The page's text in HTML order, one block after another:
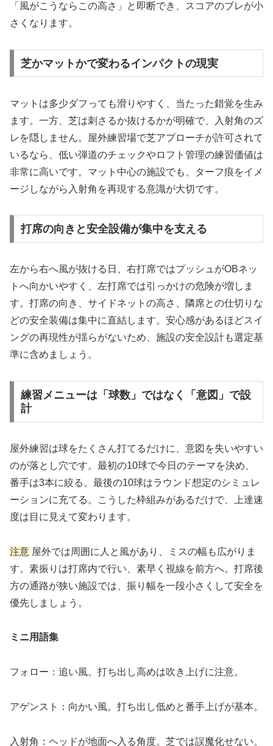
「風がこうならこの高さ」と即断でき、スコアのブレが小
さくなります。
芝かマットかで変わるインパクトの現実
マットは多少ダフっても滑りやすく、当たった錯覚を生み
ます。一方、芝は刺さるか抜けるかが明確で、入射角のズ
レを隠しません。屋外練習場で芝アプローチが許可されて
いるなら、低い弾道のチェックやロフト管理の練習価値は
非常に高いです。マット中心の施設でも、ターフ痕をイメ
ージしながら入射角を再現する意識が大切です。
打席の向きと安全設備が集中を支える
左から右へ風が抜ける日、右打席ではプッシュがOBネッ
トへ向かいやすく、左打席では引っかけの危険が増しま
す。打席の向き、サイドネットの高さ、隣席との仕切りな
どの安全装備は集中に直結します。安心感があるほどスイ
ングの再現性が揺らがないため、施設の安全設計も選定基
準に含めましょう。
練習メニューは「球数」ではなく「意図」で設
計
屋外練習は球をたくさん打てるだけに、意図を失いやすい
のが落とし穴です。最初の10球で今日のテーマを決め、
番手は3本に絞る。最後の10球はラウンド想定のシミュレ
ーションに充てる。こうした枠組みがあるだけで、上達速
度は目に見えて変わります。
注意 屋外では周囲に人と風があり、ミスの幅も広がりま
す。素振りは打席内で行い、素早く視線を前方へ。打席後
方の通路が狭い施設では、振り幅を一段小さくして安全を
優先しましょう。
ミニ用語集
フォロー：追い風。打ち出し高めは吹き上げに注意。
アゲンスト：向かい風。打ち出し低めと番手上げが基本。
入射角：ヘッドが地面へ入る角度。芝では誤魔化せない。